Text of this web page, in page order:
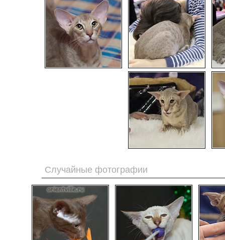
Случайные фотографии